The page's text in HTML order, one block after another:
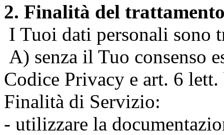
2. Finalità del
I Tuoi dati personali sono
A) senza il Tuo consenso
Codice Privacy e art. 6
Finalità di Servizio:
- utilizzare la